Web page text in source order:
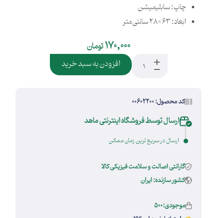
چاپ: سابلیمیشن
ابعاد: 63×28 سانتی‌متر
170,000تومان
افزودن به سبد خرید
کد محصول: 00602200
ارسال توسط فروشگاه اینترنتی ماهد
ارسال در سریع ترین زمان ممکن
گارانتی اصالت و سلامت فیزیکی کالا
کشور سازنده: ایران
موجودی:500